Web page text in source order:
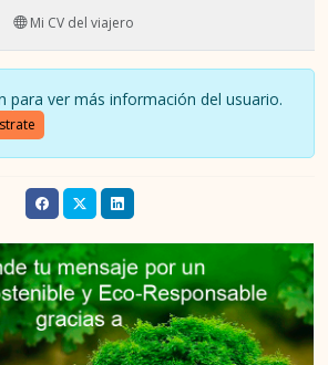
Mi CV del viajero
para ver más información del usuario.